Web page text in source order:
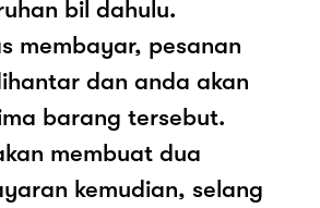
bil dahulu.
membayar, pesanan
dan anda akan
barang tersebut.
membuat dua
kemudian, selang